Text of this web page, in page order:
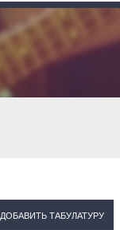
ДОБАВИТЬ ТАБУЛАТУРУ